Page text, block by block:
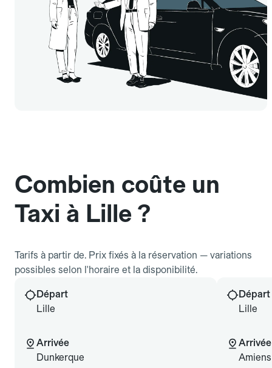
Combien coûte un
Taxi à Lille ?
Tarifs à partir de. Prix fixés à la réservation — variations
possibles selon l'horaire et la disponibilité.
Départ
Lille
Arrivée
Dunkerque
Départ
Lille
Arrivée
Amiens